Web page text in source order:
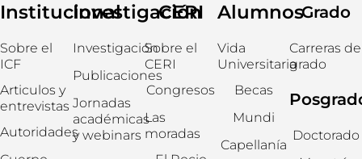
Institucional
Sobre el
ICF
Articulos y
entrevistas
Autoridades
Investigación
Investigación
Publicaciones
Jornadas
académicas
y webinars
CERI
Sobre el
CERI
Congresos
Las
moradas
Alumnos
Vida
Universitaria
Becas
Mundi
Capellanía
Grado
Carreras de
grado
Doctorado